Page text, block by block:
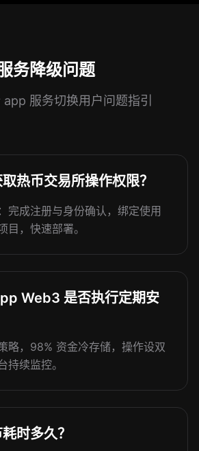
务降级问题
服务切换用户问题指引
热币交易所操作权限？
完成注册与身份确认，绑定使用
目，快速部署。
Web3 是否执行定期安
略，98% 资金冷存储，操作设双
持续监控。
时多久？